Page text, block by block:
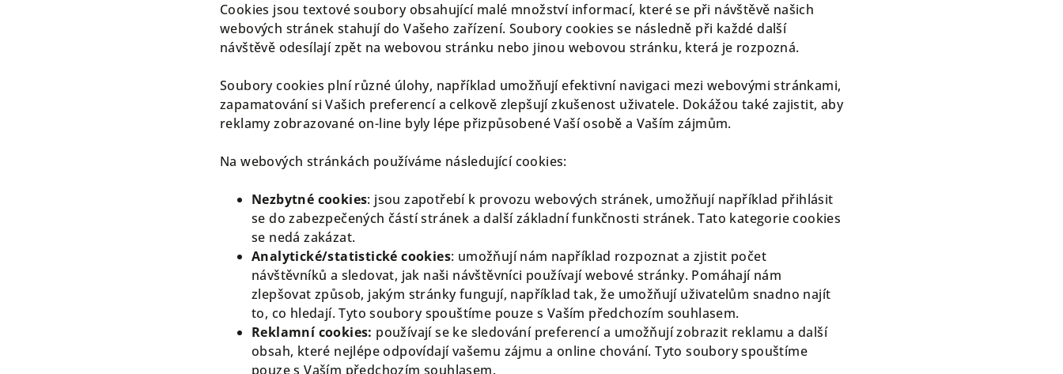
Cookies jsou textové soubory obsahující malé množství informací, které se při návštěvě našich
webových stránek stahují do Vašeho zařízení. Soubory cookies se následně při každé další
návštěvě odesílají zpět na webovou stránku nebo jinou webovou stránku, která je rozpozná.
Soubory cookies plní různé úlohy, například umožňují efektivní navigaci mezi webovými stránkami,
zapamatování si Vašich preferencí a celkově zlepšují zkušenost uživatele. Dokážou také zajistit, aby
reklamy zobrazované on-line byly lépe přizpůsobené Vaší osobě a Vaším zájmům.
Na webových stránkách používáme následující cookies:
Nezbytné cookies: jsou zapotřebí k provozu webových stránek, umožňují například přihlásit
se do zabezpečených částí stránek a další základní funkčnosti stránek. Tato kategorie cookies
se nedá zakázat.
Analytické/statistické cookies: umožňují nám například rozpoznat a zjistit počet
návštěvníků a sledovat, jak naši návštěvníci používají webové stránky. Pomáhají nám
zlepšovat způsob, jakým stránky fungují, například tak, že umožňují uživatelům snadno najít
to, co hledají. Tyto soubory spouštíme pouze s Vaším předchozím souhlasem.
Reklamní cookies: používají se ke sledování preferencí a umožňují zobrazit reklamu a další
obsah, které nejlépe odpovídají vašemu zájmu a online chování. Tyto soubory spouštíme
pouze s Vaším předchozím souhlasem.